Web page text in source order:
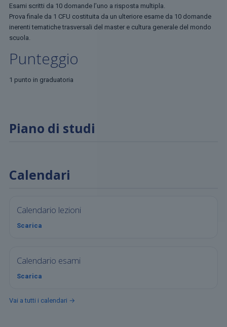
Esami scritti da 10 domande l’uno a risposta multipla.
Prova finale da 1 CFU costituita da un ulteriore esame da 10 domande
inerenti tematiche trasversali del master e cultura generale del mondo
scuola.
Punteggio
1 punto in graduatoria
Piano di studi
Calendari
Calendario lezioni
Scarica
Calendario esami
Scarica
Vai a tutti i calendari →